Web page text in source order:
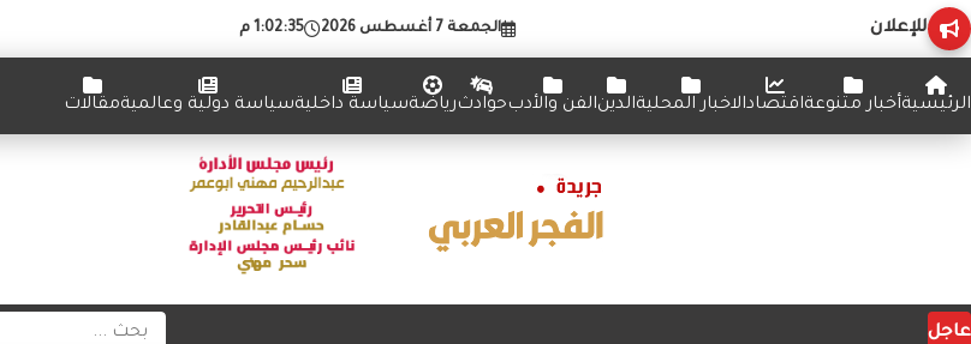
للإعلان الجمعة 7 أغسطس 2026 1:02:35 م
الرئيسيةأخبار متنوعةاقتصادالاخبار المحليةالدينالفن والأدبحوادثرياضةسياسة داخليةسياسة دولية وعالميةمقالات
عاجل